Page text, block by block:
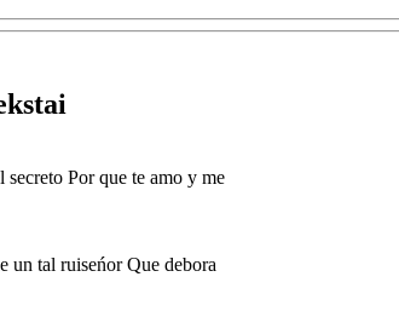
Por que te amo y me
un tal ruiseńor Que debora